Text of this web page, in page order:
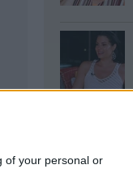
of your personal or